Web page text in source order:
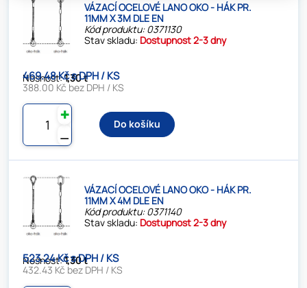
VÁZACÍ OCELOVÉ LANO OKO - HÁK PR.
11MM X 3M DLE EN
Kód produktu: 0371130
Stav skladu: Dostupnost 2-3 dny
Nosnost:1,30 t
469.48 Kč s DPH / KS
388.00 Kč bez DPH / KS
⚊
✚
Do košíku
VÁZACÍ OCELOVÉ LANO OKO - HÁK PR.
11MM X 4M DLE EN
Kód produktu: 0371140
Stav skladu: Dostupnost 2-3 dny
Nosnost:1,30 t
523.24 Kč s DPH / KS
432.43 Kč bez DPH / KS